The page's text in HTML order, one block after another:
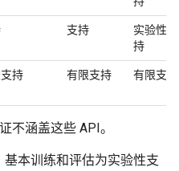
支持
实验性支
持
持 有限支持 有限支持
不涵盖这些 API。
本训练和评估为实验性支